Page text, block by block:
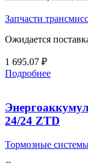
Запчасти
Ожидается
1 695.07 ₽
Подробнее
24/24 ZTD
Тормозные